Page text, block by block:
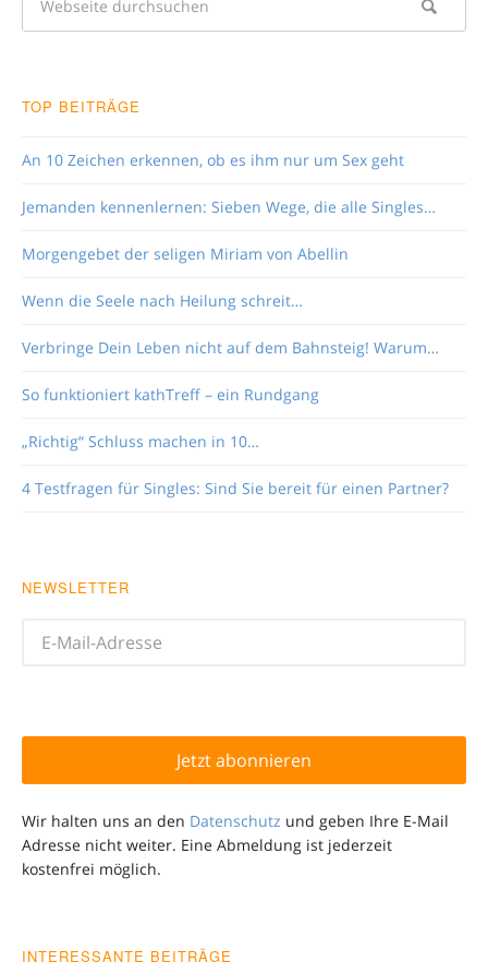
TOP BEITRÄGE
An 10 Zeichen erkennen, ob es ihm nur um Sex geht
Jemanden kennenlernen: Sieben Wege, die alle Singles…
Morgengebet der seligen Miriam von Abellin
Wenn die Seele nach Heilung schreit…
Verbringe Dein Leben nicht auf dem Bahnsteig! Warum…
So funktioniert kathTreff – ein Rundgang
„Richtig“ Schluss machen in 10…
4 Testfragen für Singles: Sind Sie bereit für einen Partner?
NEWSLETTER
Wir halten uns an den Datenschutz und geben Ihre E-Mail
Adresse nicht weiter. Eine Abmeldung ist jederzeit
kostenfrei möglich.
INTERESSANTE BEITRÄGE